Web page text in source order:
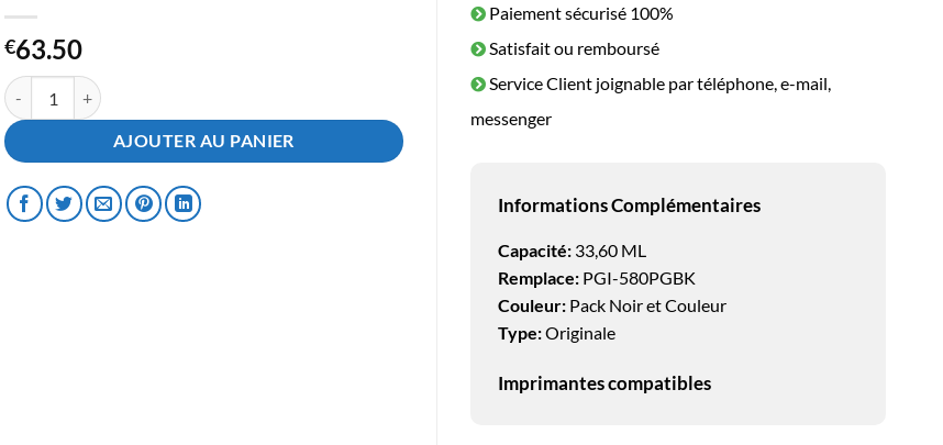
€63.50
quantité de Pack Cartouche d'encre Canon PGI-580/ CLI-581
AJOUTER AU PANIER
Paiement sécurisé 100%
Satisfait ou remboursé
Service Client joignable par téléphone, e-mail,
messenger
Informations Complémentaires
Capacité:33,60 ML
Remplace: PGI-580PGBK
Couleur: Pack Noir et Couleur
Type:Originale
Imprimantes compatibles